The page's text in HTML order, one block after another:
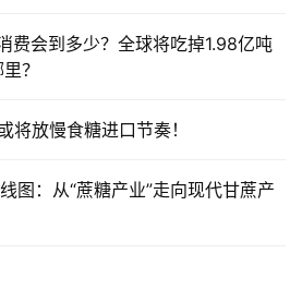
费会到多少？全球将吃掉1.98亿吨
？
将放慢食糖进口节奏！
图：从“蔗糖产业”走向现代甘蔗产